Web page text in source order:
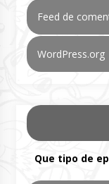
Feed de
WordPress.org
Que tipo de